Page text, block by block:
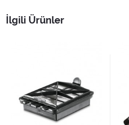
İlgili Ürünler